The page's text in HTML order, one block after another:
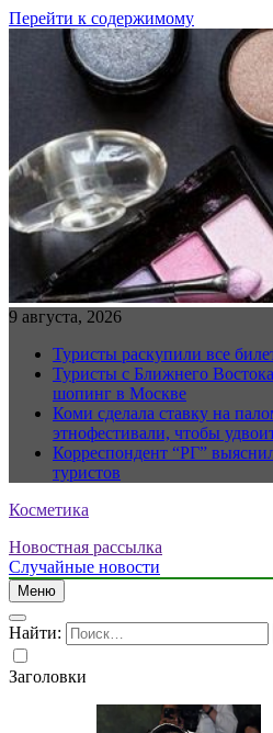
Перейти к содержимому
9 августа, 2026
Туристы раскупили все
Туристы с Ближнего
шопинг в Москве
Коми сделала ставку на
этнофестивали, чтобы
Корреспондент “РГ”
туристов
Косметика
Новостная рассылка
Случайные новости
Меню
Найти:
Заголовки